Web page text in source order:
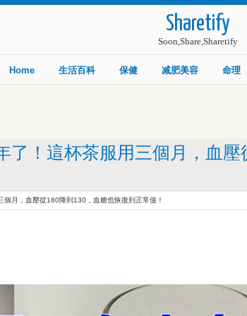
Sharetify
Soon,Share,Sharetify
Home 生活百科 保健 减肥美容 命理
了！這杯茶服用三個月，血壓
月，血壓從180降到130，血糖也恢復到正常值！